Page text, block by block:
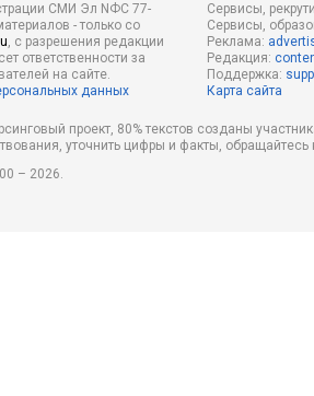
СМИ Эл NФС 77-
- только со
, с разрешения редакции
ответственности за
на сайте.
данных
Сервисы,
Сервисы,
Реклама:
Редакция:
Поддержка:
Карта сайта
проект, 80% текстов созданы
уточнить цифры и факты,
– 2026.